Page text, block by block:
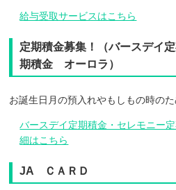
給与受取サービスはこちら
定期積金募集！（バースデイ
期積金 オーロラ）
お誕生日月の預入れやもしもの時の
バースデイ定期積金・セレモニー
細はこちら
JA ＣＡＲＤ